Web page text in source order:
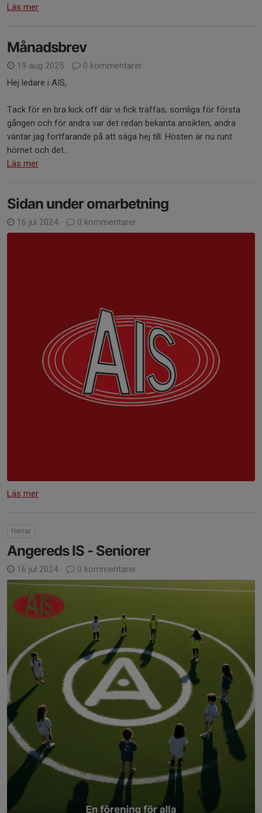
Läs mer
Månadsbrev
19 aug 2025
0 kommentarer
Hej ledare i AIS,
Tack för en bra kick off där vi fick träffas, somliga för första
gången och för andra var det redan bekanta ansikten, andra
väntar jag fortfarande på att säga hej till. Hösten är nu runt
hörnet och det...
Läs mer
Sidan under omarbetning
16 jul 2024 0 kommentarer
Läs mer
Herrar
Angereds IS - Seniorer
16 jul 2024 0 kommentarer